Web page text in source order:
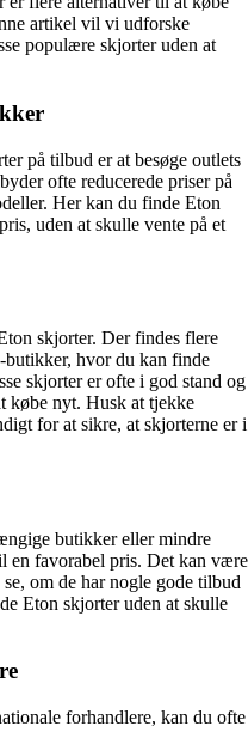
artikel vil vi udforske
populære skjorter uden at
på tilbud er at besøge outlets
ofte reducerede priser på
Her kan du finde Eton
uden at skulle vente på et
skjorter. Der findes flere
butikker, hvor du kan finde
skjorter er ofte i god stand og
købe nyt. Husk at tjekke
for at sikre, at skjorterne er i
butikker eller mindre
en favorabel pris. Det kan være
om de har nogle gode tilbud
Eton skjorter uden at skulle
forhandlere, kan du ofte